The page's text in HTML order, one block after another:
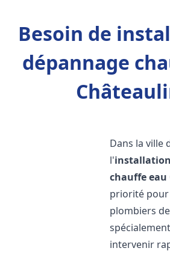
Besoin de
dépannage
Dans la ville
l'
chauffe eau
priorité pour
plombiers
intervenir